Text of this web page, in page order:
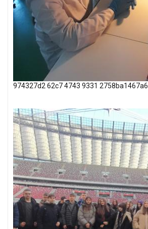
974327d2 62c7 4743 9331 2758ba1467a6